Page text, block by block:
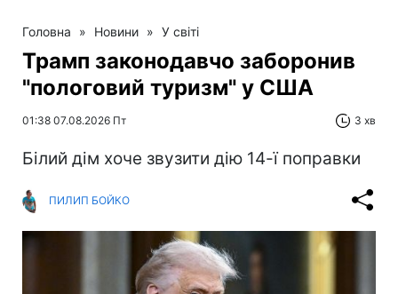
Головна » Новини » У світі
Трамп законодавчо заборонив
"пологовий туризм" у США
01:38 07.08.2026 Пт 3 хв
Білий дім хоче звузити дію 14-ї поправки
ПИЛИП БОЙКО